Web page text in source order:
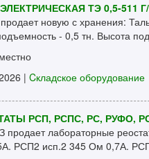
ТЭ 0,5-511
новую с хранения:
- 0,5 тн. Высота
| Cкладское оборудование
РСП, РСПС, РС, РУФО,
продает лабораторные
РСП2 исп.2 345 Ом 0,7А.